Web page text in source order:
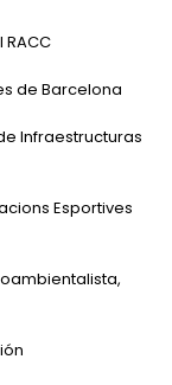
de Barcelona
Infraestructuras
Esportives